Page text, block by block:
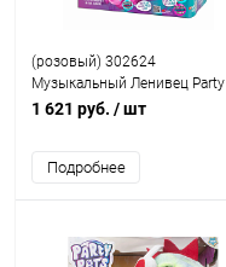
(розовый) 302624
Музыкальный Ленивец Party
Pets (кувыркается, повторяет
1 621 руб. / шт
Подробнее